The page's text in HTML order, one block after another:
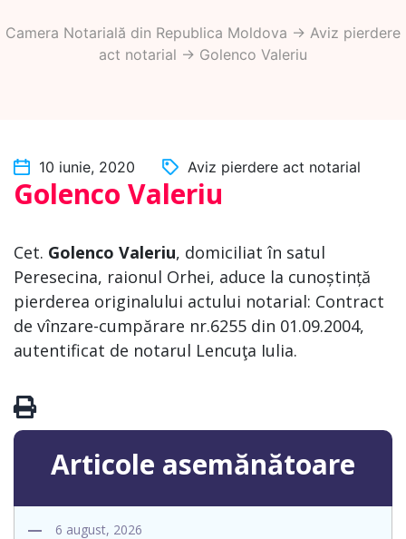
Camera Notarială din Republica Moldova -> Aviz pierdere
act notarial -> Golenco Valeriu
10 iunie, 2020 Aviz pierdere act notarial
Golenco Valeriu
Cet. Golenco Valeriu, domiciliat în satul
Peresecina, raionul Orhei, aduce la cunoștință
pierderea originalului actului notarial: Contract
de vînzare-cumpărare nr.6255 din 01.09.2004,
autentificat de notarul Lencuţa Iulia.
Articole asemănătoare
6 august, 2026